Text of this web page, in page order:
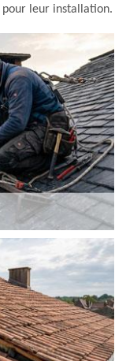
leur installation.